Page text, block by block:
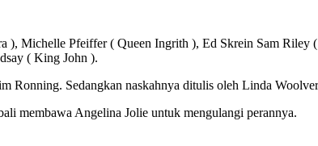
), Michelle Pfeiffer ( Queen Ingrith ), Ed Skrein Sam
( King John ).
Ronning. Sedangkan naskahnya ditulis oleh Linda
membawa Angelina Jolie untuk mengulangi perannya.